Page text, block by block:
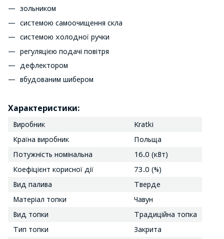
зольником
системою самоочищення скла
системою холодної ручки
регуляцією подачі повітря
дефлектором
вбудованим шибером
Характеристики:
Виробник
Kratki
Країна виробник
Польща
Потужність номінальна
16.0 (кВт)
Коефіцієнт корисної дії
73.0 (%)
Вид палива
Тверде
Матеріал топки
Чавун
Вид топки
Традиційна топка
Тип топки
Закрита